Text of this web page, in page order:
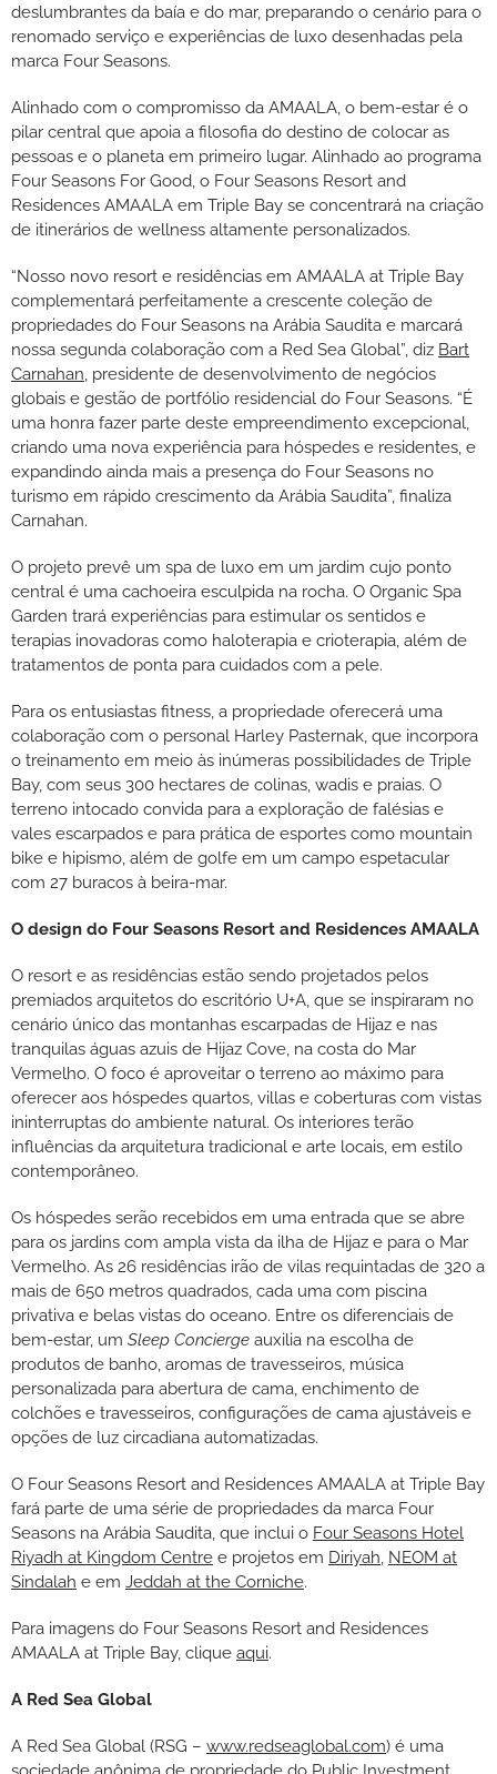
deslumbrantes da baía e do mar, preparando o cenário para o
renomado serviço e experiências de luxo desenhadas pela
marca Four Seasons.
Alinhado com o compromisso da AMAALA, o bem-estar é o
pilar central que apoia a filosofia do destino de colocar as
pessoas e o planeta em primeiro lugar. Alinhado ao programa
Four Seasons For Good, o Four Seasons Resort and
Residences AMAALA em Triple Bay se concentrará na criação
de itinerários de wellness altamente personalizados.
“Nosso novo resort e residências em AMAALA at Triple Bay
complementará perfeitamente a crescente coleção de
propriedades do Four Seasons na Arábia Saudita e marcará
nossa segunda colaboração com a Red Sea Global”, diz Bart
Carnahan, presidente de desenvolvimento de negócios
globais e gestão de portfólio residencial do Four Seasons. “É
uma honra fazer parte deste empreendimento excepcional,
criando uma nova experiência para hóspedes e residentes, e
expandindo ainda mais a presença do Four Seasons no
turismo em rápido crescimento da Arábia Saudita”, finaliza
Carnahan.
O projeto prevê um spa de luxo em um jardim cujo ponto
central é uma cachoeira esculpida na rocha. O Organic Spa
Garden trará experiências para estimular os sentidos e
terapias inovadoras como haloterapia e crioterapia, além de
tratamentos de ponta para cuidados com a pele.
Para os entusiastas fitness, a propriedade oferecerá uma
colaboração com o personal Harley Pasternak, que incorpora
o treinamento em meio às inúmeras possibilidades de Triple
Bay, com seus 300 hectares de colinas, wadis e praias. O
terreno intocado convida para a exploração de falésias e
vales escarpados e para prática de esportes como mountain
bike e hipismo, além de golfe em um campo espetacular
com 27 buracos à beira-mar.
O design do Four Seasons Resort and Residences AMAALA
O resort e as residências estão sendo projetados pelos
premiados arquitetos do escritório U+A, que se inspiraram no
cenário único das montanhas escarpadas de Hijaz e nas
tranquilas águas azuis de Hijaz Cove, na costa do Mar
Vermelho. O foco é aproveitar o terreno ao máximo para
oferecer aos hóspedes quartos, villas e coberturas com vistas
ininterruptas do ambiente natural. Os interiores terão
influências da arquitetura tradicional e arte locais, em estilo
contemporâneo.
Os hóspedes serão recebidos em uma entrada que se abre
para os jardins com ampla vista da ilha de Hijaz e para o Mar
Vermelho. As 26 residências irão de vilas requintadas de 320 a
mais de 650 metros quadrados, cada uma com piscina
privativa e belas vistas do oceano. Entre os diferenciais de
bem-estar, um Sleep Concierge auxilia na escolha de
produtos de banho, aromas de travesseiros, música
personalizada para abertura de cama, enchimento de
colchões e travesseiros, configurações de cama ajustáveis e
opções de luz circadiana automatizadas.
O Four Seasons Resort and Residences AMAALA at Triple Bay
fará parte de uma série de propriedades da marca Four
Seasons na Arábia Saudita, que inclui o Four Seasons Hotel
Riyadh at Kingdom Centre e projetos em Diriyah, NEOM at
Sindalah e em Jeddah at the Corniche.
Para imagens do Four Seasons Resort and Residences
AMAALA at Triple Bay, clique aqui.
A Red Sea Global
A Red Sea Global (RSG – www.redseaglobal.com) é uma